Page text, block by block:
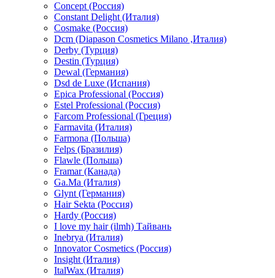
Concept (Россия)
Constant Delight (Италия)
Cosmake (Россия)
Dcm (Diapason Cosmetics Milano ,Италия)
Derby (Турция)
Destin (Турция)
Dewal (Германия)
Dsd de Luxe (Испания)
Epica Professional (Россия)
Estel Professional (Россия)
Farcom Professional (Греция)
Farmavita (Италия)
Farmona (Польша)
Felps (Бразилия)
Flawle (Польша)
Framar (Канада)
Ga.Ma (Италия)
Glynt (Германия)
Hair Sekta (Россия)
Hardy (Россия)
I love my hair (ilmh) Тайвань
Inebrya (Италия)
Innovator Cosmetics (Россия)
Insight (Италия)
ItalWax (Италия)